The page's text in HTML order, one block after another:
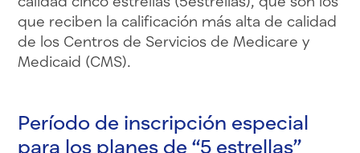
que reciben la calificación más alta de calidad
de los Centros de Servicios de Medicare y
Medicaid (CMS).
Período de inscripción especial
para los planes de “5 estrellas”